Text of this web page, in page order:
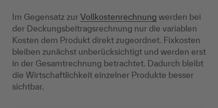
Im Gegensatz zur Vollkostenrechnung werden bei
der Deckungsbeitragsrechnung nur die variablen
Kosten dem Produkt direkt zugeordnet. Fixkosten
bleiben zunächst unberücksichtigt und werden erst
in der Gesamtrechnung betrachtet. Dadurch bleibt
die Wirtschaftlichkeit einzelner Produkte besser
sichtbar.